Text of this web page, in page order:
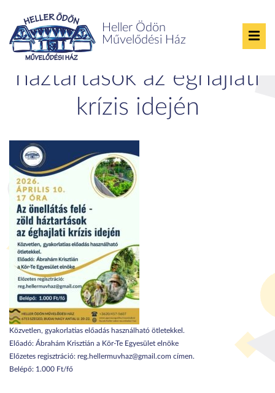
Heller Ödön
Művelődési Ház
Az önellátás felé – zöld
háztartások az éghajlati
krízis idején
Közvetlen, gyakorlatias előadás használható ötletekkel.
Előadó: Ábrahám Krisztián a Kör-Te Egyesület elnöke
Előzetes regisztráció: reg.hellermuvhaz@gmail.com címen.
Belépő: 1.000 Ft/fő